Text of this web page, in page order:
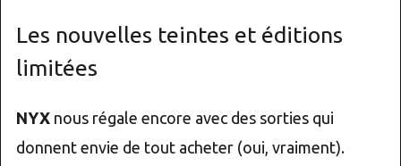
Les nouvelles teintes et éditions
limitées
NYXnous régale encore avec des sorties qui
donnent envie de tout acheter (oui, vraiment).